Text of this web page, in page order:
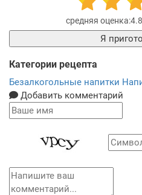
4.8
Я
Категории рецепта
Безалкогольные напитки
Добавить комментарий